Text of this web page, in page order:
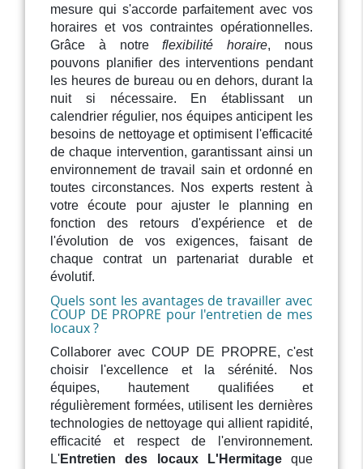
mesure qui s'accorde parfaitement avec vos
horaires et vos contraintes opérationnelles.
Grâce à notreflexibilité horaire, nous
pouvons planifier des interventions pendant
les heures de bureau ou en dehors, durant la
nuit si nécessaire. En établissant un
calendrier régulier, nos équipes anticipent les
besoins de nettoyage et optimisent l'efficacité
de chaque intervention, garantissant ainsi un
environnement de travail sain et ordonné en
toutes circonstances. Nos experts restent à
votre écoute pour ajuster le planning en
fonction des retours d'expérience et de
l'évolution de vos exigences, faisant de
chaque contrat un partenariat durable et
évolutif.
Quels sont les avantages de travailler avec
COUP DE PROPRE pour l'entretien de mes
locaux ?
Collaborer avec COUP DE PROPRE, c'est
choisir l'excellence et la sérénité. Nos
équipes, hautement qualifiées et
régulièrement formées, utilisent les dernières
technologies de nettoyage qui allient rapidité,
efficacité et respect de l'environnement.
L'Entretien des locaux L'Hermitageque